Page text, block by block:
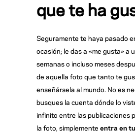
que te ha
Seguramente te haya pasado
ocasión; le das a «me gusta» a
semanas o incluso meses
de aquella foto que tanto te
enseñársela al mundo. No es
busques la cuenta dónde lo
infinito entre las publicaciones
la foto, simplemente entra en